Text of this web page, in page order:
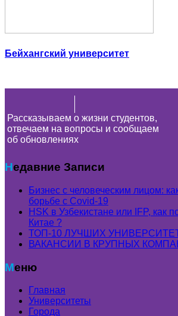
Бейхангский университет
Рассказываем о жизни студентов,
отвечаем на вопросы и сообщаем
об обновлениях
Недавние Записи
Бизнес с человеческим лицом:
борьбе с Covid-19
HSK в Узбекистане или IFP, как
Китае ?
ТОП-10 ЛУЧШИХ
ВАКАНСИИ В КРУПНЫХ
Меню
Главная
Университеты
Города